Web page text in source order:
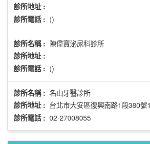
診所地址 :
診所電話 : ()
診所名稱 : 陳偉寶泌尿科診所
診所地址 :
診所電話 : ()
診所名稱 : 名山牙醫診所
診所地址 : 台北市大安區復興南路1段380號
診所電話 : 02-27008055